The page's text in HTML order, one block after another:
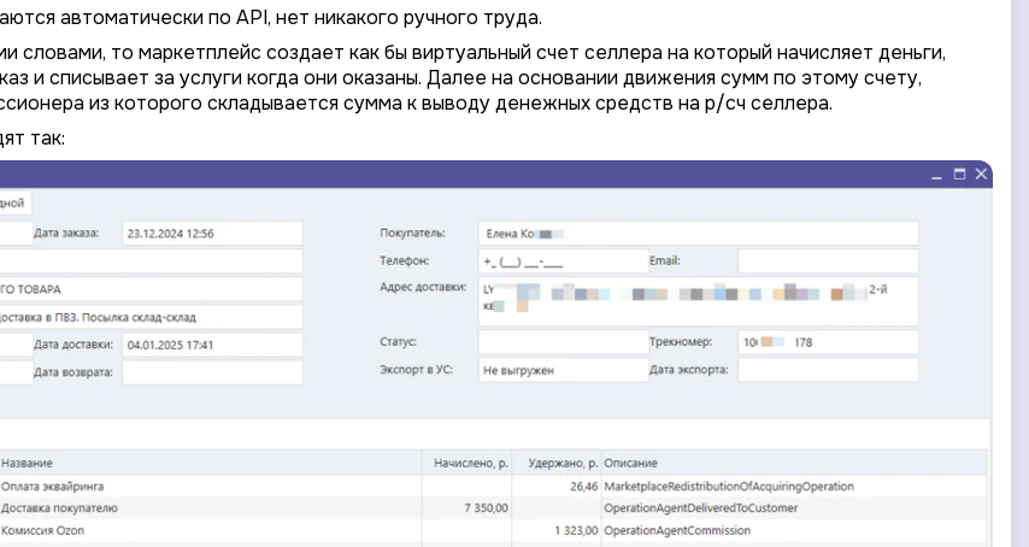
автоматически по API, нет никакого ручного труда.
словами, то маркетплейс создает как бы виртуальный счет селлера на который начисляет деньги,
и списывает за услуги когда они оказаны. Далее на основании движения сумм по этому счету,
из которого складывается сумма к выводу денежных средств на р/сч селлера.
так: